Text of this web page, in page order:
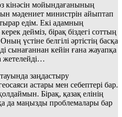
кінәсін мойындағанының
мәдениет министрін айыптап
едім. Екі адамның
дейміз, бірақ біздегі соттың
үстіне белгілі әртістің басқа
сынағаннан кейін ғана жауапқа
жетелейді…
заңдастыру
астары мен себептері бар.
Бірақ, қазақ елінің
да маңызды проблемалары бар